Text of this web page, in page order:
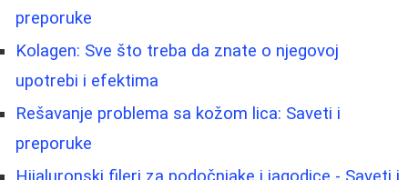
preporuke
Kolagen: Sve što treba da znate o njegovoj
upotrebi i efektima
Rešavanje problema sa kožom lica: Saveti i
preporuke